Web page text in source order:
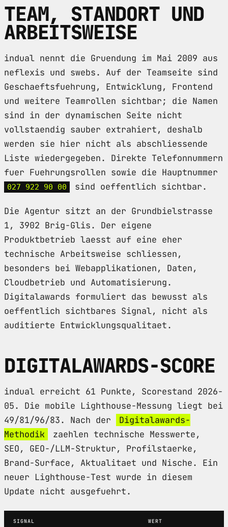
TEAM, STANDORT UND
ARBEITSWEISE
indual nennt die Gruendung im Mai 2009 aus
neflexis und swebs. Auf der Teamseite sind
Geschaeftsfuehrung, Entwicklung, Frontend
und weitere Teamrollen sichtbar; die Namen
sind in der dynamischen Seite nicht
vollstaendig sauber extrahiert, deshalb
werden sie hier nicht als abschliessende
Liste wiedergegeben. Direkte Telefonnummern
fuer Fuehrungsrollen sowie die Hauptnummer
027 922 90 00 sind oeffentlich sichtbar.
Die Agentur sitzt an der Grundbielstrasse
1, 3902 Brig-Glis. Der eigene
Produktbetrieb laesst auf eine eher
technische Arbeitsweise schliessen,
besonders bei Webapplikationen, Daten,
Cloudbetrieb und Automatisierung.
Digitalawards formuliert das bewusst als
oeffentlich sichtbares Signal, nicht als
auditierte Entwicklungsqualitaet.
DIGITALAWARDS-SCORE
indual erreicht 61 Punkte, Scorestand 2026-
05. Die mobile Lighthouse-Messung liegt bei
49/81/96/83. Nach der
Digitalawards-
Methodik
zaehlen technische Messwerte,
SEO, GEO-/LLM-Struktur, Profilstaerke,
Brand-Surface, Aktualitaet und Nische. Ein
neuer Lighthouse-Test wurde in diesem
Update nicht ausgefuehrt.
SIGNAL WERT